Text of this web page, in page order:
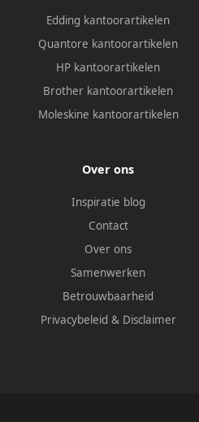
Edding kantoorartikelen
Quantore kantoorartikelen
HP kantoorartikelen
Brother kantoorartikelen
Moleskine kantoorartikelen
Over ons
Inspiratie blog
Contact
Over ons
Samenwerken
Betrouwbaarheid
Privacybeleid & Disclaimer